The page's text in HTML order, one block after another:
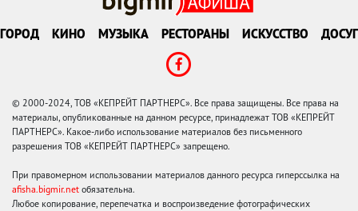
ГОРОД КИНО МУЗЫКА РЕСТОРАНЫ ИСКУССТВО ДОСУГ
© 2000-2024, ТОВ «КЕПРЕЙТ ПАРТНЕРС». Все права защищены. Все права на
материалы, опубликованные на данном ресурсе, принадлежат ТОВ «КЕПРЕЙТ
ПАРТНЕРС». Какое-либо использование материалов без письменного
разрешения ТОВ «КЕПРЕЙТ ПАРТНЕРС» запрещено.
При правомерном использовании материалов данного ресурса гиперссылка на
afisha.bigmir.net обязательна.
Любое копирование, перепечатка и воспроизведение фотографических